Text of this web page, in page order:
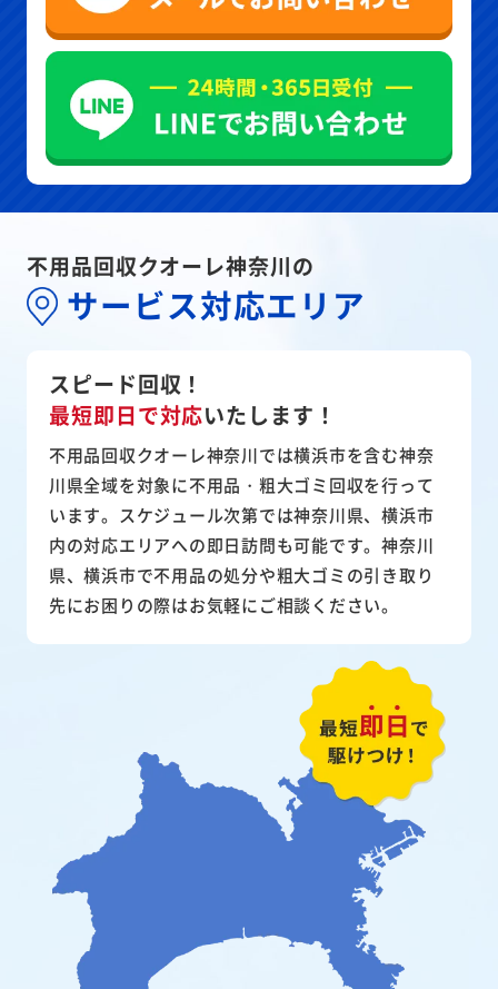
不用品回収クオーレ神奈川の
サービス対応エリア
スピード回収！
最短即日で対応いたします！
不用品回収クオーレ神奈川では横浜市を含む神奈
川県全域を対象に不用品・粗大ゴミ回収を行って
います。スケジュール次第では神奈川県、横浜市
内の対応エリアへの即日訪問も可能です。神奈川
県、横浜市で不用品の処分や粗大ゴミの引き取り
先にお困りの際はお気軽にご相談ください。